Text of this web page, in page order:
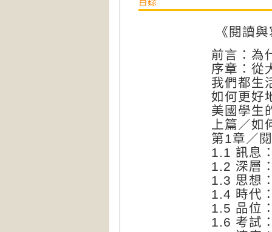
《閱讀
前言：
序章：從
我們都
如何更好
美國學
上篇／
第1章／
1.1 訊息
1.2 深層
1.3 思想
1.4 時代
1.5 品位
1.6 考試